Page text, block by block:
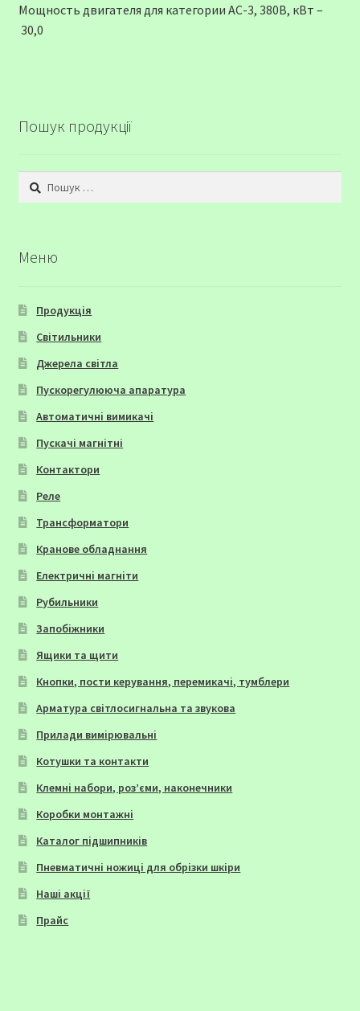
Мощность двигателя для категории АС-3, 380В, кВт –
30,0
Пошук продукції
Пошук:
Меню
Продукція
Світильники
Джерела світла
Пускорегулююча апаратура
Автоматичні вимикачі
Пускачі магнітні
Контактори
Реле
Трансформатори
Кранове обладнання
Електричні магніти
Рубильники
Запобіжники
Ящики та щити
Кнопки, пости керування, перемикачі, тумблери
Арматура світлосигнальна та звукова
Прилади вимірювальні
Котушки та контакти
Клемні набори, роз’єми, наконечники
Коробки монтажні
Каталог підшипників
Пневматичні ножиці для обрізки шкіри
Наші акції
Прайс